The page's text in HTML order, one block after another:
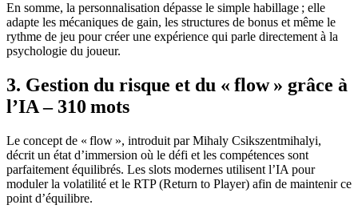
En somme, la personnalisation dépasse le simple habillage ; elle
adapte les mécaniques de gain, les structures de bonus et même le
rythme de jeu pour créer une expérience qui parle directement à la
psychologie du joueur.
3. Gestion du risque et du « flow » grâce à
l’IA – 310 mots
Le concept de « flow », introduit par Mihaly Csikszentmihalyi,
décrit un état d’immersion où le défi et les compétences sont
parfaitement équilibrés. Les slots modernes utilisent l’IA pour
moduler la volatilité et le RTP (Return to Player) afin de maintenir ce
point d’équilibre.